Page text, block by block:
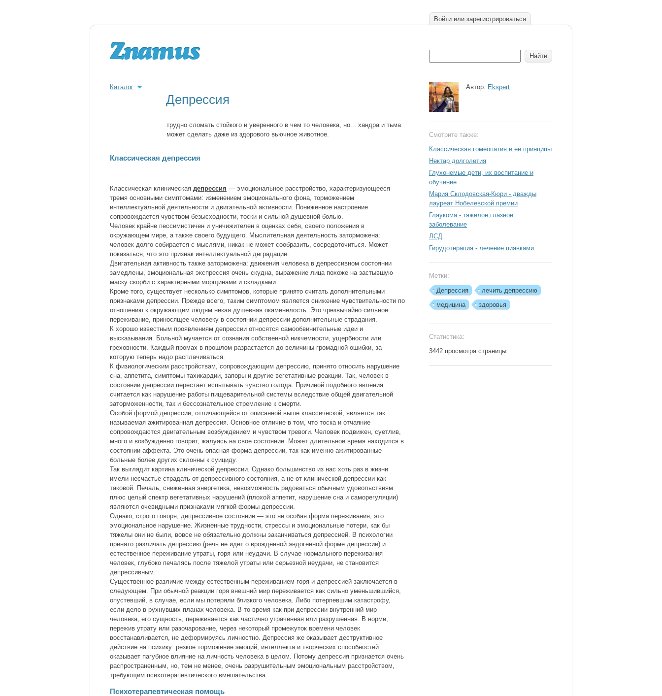
Войти или зарегистрироваться
Каталог
Депрессия
трудно сломать стойкого и уверенного в чем то человека, но... хандра и тьма
может сделать даже из здорового вьючное животное.
Классическая депрессия
Классическая клиническая депрессия — эмоциональное расстройство, характеризующееся
тремя основными симптомами: изменением эмоционального фона, торможением
интеллектуальной деятельности и двигательной активности. Пониженное настроение
сопровождается чувством безысходности, тоски и сильной душевной болью.
Человек крайне пессимистичен и уничижителен в оценках себя, своего положения в
окружающем мире, а также своего будущего. Мыслительная деятельность заторможена:
человек долго собирается с мыслями, никак не может сообразить, сосредоточиться. Может
показаться, что это признак интеллектуальной деградации.
Двигательная активность также заторможена: движения человека в депрессивном состоянии
замедлены, эмоциональная экспрессия очень скудна, выражение лица похоже на застывшую
маску скорби с характерными морщинами и складками.
Кроме того, существует несколько симптомов, которые принято считать дополнительными
признаками депрессии. Прежде всего, таким симптомом является снижение чувствительности по
отношению к окружающим людям некая душевная окаменелость. Это чрезвычайно сильное
переживание, приносящее человеку в состоянии депрессии дополнительные страдания.
К хорошо известным проявлениям депрессии относятся самообвинительные идеи и
высказывания. Больной мучается от сознания собственной никчемности, ущербности или
греховности. Каждый промах в прошлом разрастается до величины громадной ошибки, за
которую теперь надо расплачиваться.
К физиологическим расстройствам, сопровождающим депрессию, принято относить нарушение
сна, аппетита, симптомы тахикардии, запоры и другие вегетативные реакции. Так, человек в
состоянии депрессии перестает испытывать чувство голода. Причиной подобного явления
считается как нарушение работы пищеварительной системы вследствие общей двигательной
заторможенности, так и бессознательное стремление к смерти.
Особой формой депрессии, отличающейся от описанной выше классической, является так
называемая ажитированная депрессия. Основное отличие в том, что тоска и отчаяние
сопровождаются двигательным возбуждением и чувством тревоги. Человек подвижен, суетлив,
много и возбужденно говорит, жалуясь на свое состояние. Может длительное время находится в
состоянии аффекта. Это очень опасная форма депрессии, так как именно ажитированные
больные более других склонны к суициду.
Так выглядит картина клинической депрессии. Однако большинство из нас хоть раз в жизни
имели несчастье страдать от депрессивного состояния, а не от клинической депрессии как
таковой. Печаль, сниженная энергетика, невозможность радоваться обычным удовольствиям
плюс целый спектр вегетативных нарушений (плохой аппетит, нарушение сна и саморегуляции)
являются очевидными признаками мягкой формы депрессии.
Однако, строго говоря, депрессивное состояние — это не особая форма переживания, это
эмоциональное нарушение. Жизненные трудности, стрессы и эмоциональные потери, как бы
тяжелы они не были, вовсе не обязательно должны заканчиваться депрессией. В психологии
принято различать депрессию (речь не идет о врожденной эндогенной форме депрессии) и
естественное переживание утраты, горя или неудачи. В случае нормального переживания
человек, глубоко печалясь после тяжелой утраты или серьезной неудачи, не становится
депрессивным.
Существенное различие между естественным переживанием горя и депрессией заключается в
следующем. При обычной реакции горя внешний мир переживается как сильно уменьшившийся,
опустевший, в случае, если мы потеряли близкого человека. Либо потерпевшим катастрофу,
если дело в рухнувших планах человека. В то время как при депрессии внутренний мир
человека, его сущность, переживается как частично утраченная или разрушенная. В норме,
пережив утрату или разочарование, через некоторый промежуток времени человек
восстанавливается, не деформируясь личностно. Депрессия же оказывает деструктивное
действие на психику: резкое торможение эмоций, интеллекта и творческих способностей
оказывает пагубное влияние на личность человека в целом. Потому депрессия признается очень
распространенным, но, тем не менее, очень разрушительным эмоциональным расстройством,
требующим психотерапевтического вмешательства.
Психотерапевтическая помощь
Автор: Ekspert
Смотрите также:
Классическая гомеопатия и ее принципы
Нектар долголетия
Глухонемые дети, их воспитание и
обучение
Мария Склодовская-Кюри - дважды
лауреат Нобелевской премии
Глаукома - тяжелое глазное
заболевание
ЛСД
Гирудотерапия - лечение пиявками
Метки:
Депрессия
лечить депрессию
медицина
здоровья
Статистика:
3442 просмотра страницы